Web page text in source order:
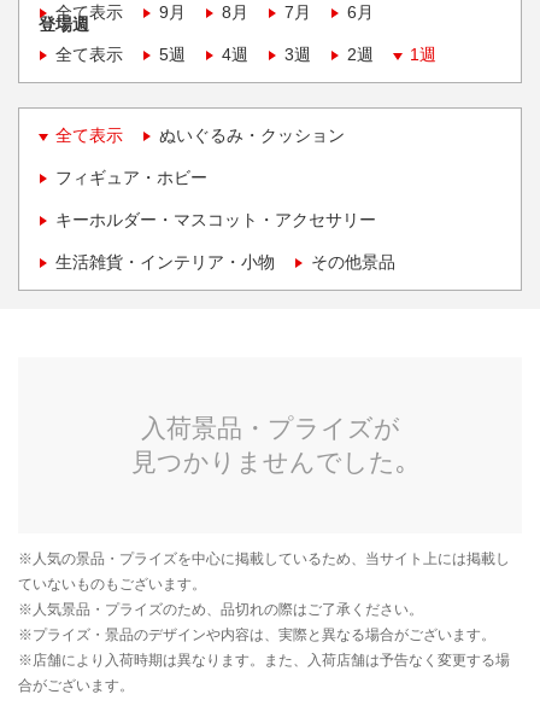
全て表示
9月 8月 7月 6月
登場週
全て表示
5週 4週 3週 2週 1週
全て表示 ぬいぐるみ・クッション
フィギュア・ホビー
キーホルダー・マスコット・アクセサリー
生活雑貨・インテリア・小物 その他景品